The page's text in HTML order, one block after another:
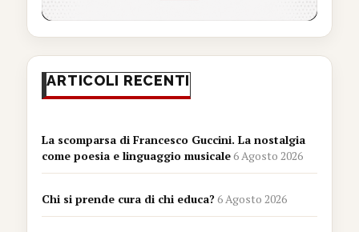
ARTICOLI RECENTI
La scomparsa di Francesco Guccini. La nostalgia
come poesia e linguaggio musicale6 Agosto 2026
Chi si prende cura di chi educa?6 Agosto 2026